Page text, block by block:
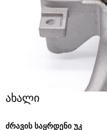
ახალი
ძრავის საყრდენი უკ